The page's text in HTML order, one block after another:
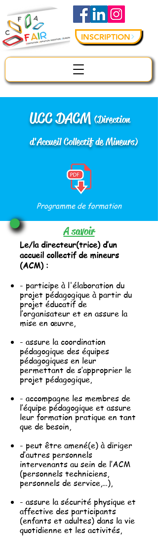
INSCRIPTION
UCC DACM(Direction
d'Accueil Collectif de Mineurs)
Programme de formation
A savoir
Le/la directeur(trice) d’un
accueil collectif de mineurs
(ACM) :
- participe à l'élaboration du
projet pédagogique à partir du
projet éducatif de
l’organisateur et en assure la
mise en œuvre,
- assure la coordination
pédagogique des équipes
pédagogiques en leur
permettant de s’approprier le
projet pédagogique,
- accompagne les membres de
l’équipe pédagogique et assure
leur formation pratique en tant
que de besoin,
- peut être amené(e) à diriger
d’autres personnels
intervenants au sein de l’ACM
(personnels techniciens,
personnels de service,…),
- assure la sécurité physique et
affective des participants
(enfants et adultes) dans la vie
quotidienne et les activités,